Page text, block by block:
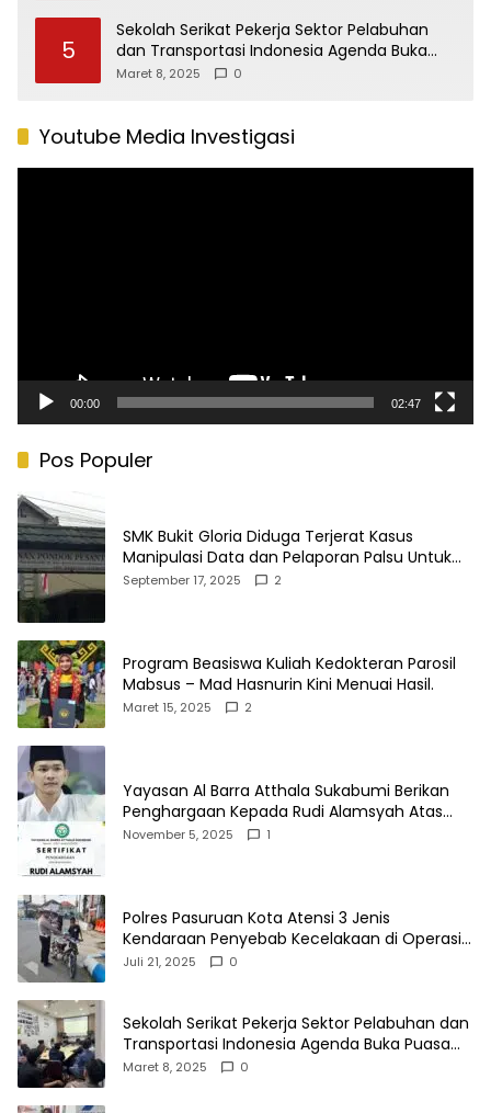
5
Sekolah Serikat Pekerja Sektor Pelabuhan
dan Transportasi Indonesia Agenda Buka
Puasa Bersama
Maret 8, 2025 0
Youtube Media Investigasi
00:00 02:47
Pos Populer
SMK Bukit Gloria Diduga Terjerat Kasus
Manipulasi Data dan Pelaporan Palsu Untuk
Mendapatkan Dana Bos
September 17, 2025 2
Program Beasiswa Kuliah Kedokteran Parosil
Mabsus – Mad Hasnurin Kini Menuai Hasil.
Maret 15, 2025 2
Yayasan Al Barra Atthala Sukabumi Berikan
Penghargaan Kepada Rudi Alamsyah Atas
Kontribusi Sosial dan Kemasyarakatan
November 5, 2025 1
Polres Pasuruan Kota Atensi 3 Jenis
Kendaraan Penyebab Kecelakaan di Operasi
Patuh Semeru 2025
Juli 21, 2025 0
Sekolah Serikat Pekerja Sektor Pelabuhan dan
Transportasi Indonesia Agenda Buka Puasa
Bersama
Maret 8, 2025 0